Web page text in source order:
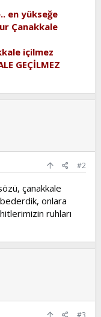
en yükseğe
Çanakkale
içilmez
GEÇİLMEZ
#2
çanakkale
onlara
ruhları
#3